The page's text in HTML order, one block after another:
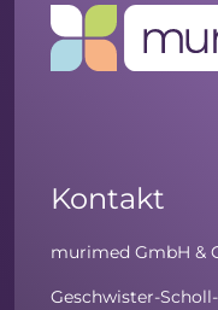
Kontakt
murimed GmbH &
Geschwister-